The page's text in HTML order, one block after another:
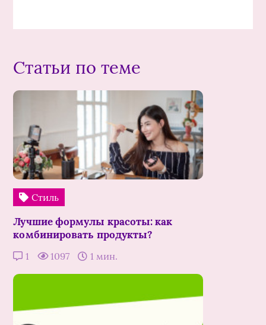
Статьи по теме
Стиль
Лучшие формулы красоты: как
комбинировать продукты?
1 1097 1 мин.